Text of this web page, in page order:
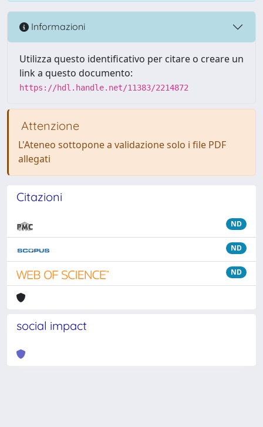
Informazioni
Utilizza questo identificativo per citare o creare un
link a questo documento:
https://hdl.handle.net/11383/2214872
Attenzione
L'Ateneo sottopone a validazione solo i file PDF
allegati
Citazioni
ND
ND
ND
social impact